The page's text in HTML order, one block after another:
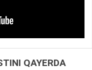
QAYERDA